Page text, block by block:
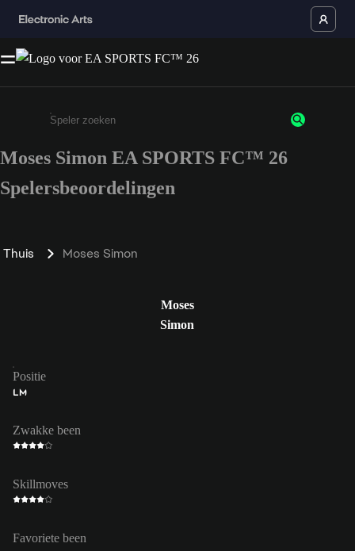
Enter a minimum of 3 characters or numbers
Moses Simon EA SPORTS FC™ 26
Spelersbeoordelingen
Thuis Moses Simon
Moses
Simon
Positie
LM
Zwakke been
Skillmoves
Favoriete been